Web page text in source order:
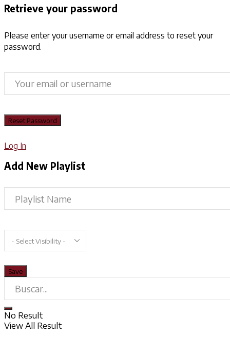
Retrieve your password
Please enter your username or email address to reset your
password.
Log In
Add New Playlist
No Result
View All Result